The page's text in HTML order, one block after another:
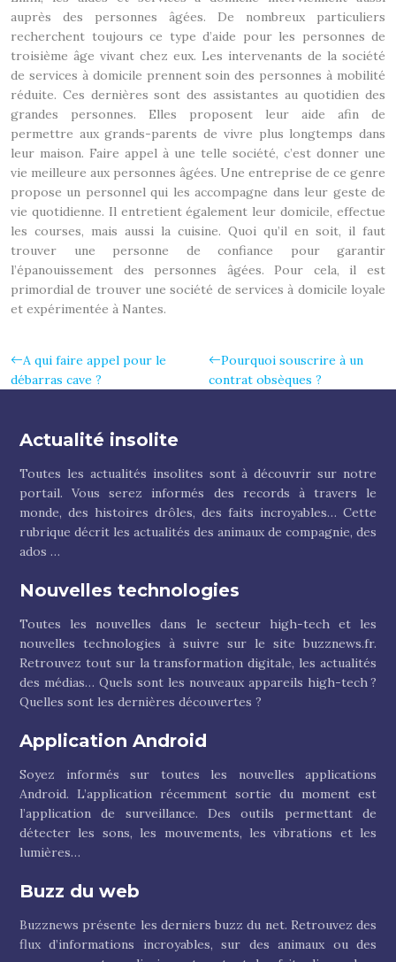
auprès des personnes âgées. De nombreux particuliers
recherchent toujours ce type d’aide pour les personnes de
troisième âge vivant chez eux. Les intervenants de la société
de services à domicile prennent soin des personnes à mobilité
réduite. Ces dernières sont des assistantes au quotidien des
grandes personnes. Elles proposent leur aide afin de
permettre aux grands-parents de vivre plus longtemps dans
leur maison. Faire appel à une telle société, c’est donner une
vie meilleure aux personnes âgées. Une entreprise de ce genre
propose un personnel qui les accompagne dans leur geste de
vie quotidienne. Il entretient également leur domicile, effectue
les courses, mais aussi la cuisine. Quoi qu’il en soit, il faut
trouver une personne de confiance pour garantir
l’épanouissement des personnes âgées. Pour cela, il est
primordial de trouver une société de services à domicile loyale
et expérimentée à Nantes.
A qui faire appel pour le
débarras cave ?
Pourquoi souscrire à un
contrat obsèques ?
Actualité insolite
Toutes les actualités insolites sont à découvrir sur notre
portail. Vous serez informés des records à travers le
monde, des histoires drôles, des faits incroyables… Cette
rubrique décrit les actualités des animaux de compagnie, des
ados …
Nouvelles technologies
Toutes les nouvelles dans le secteur high-tech et les
nouvelles technologies à suivre sur le site buzznews.fr.
Retrouvez tout sur la transformation digitale, les actualités
des médias… Quels sont les nouveaux appareils high-tech ?
Quelles sont les dernières découvertes ?
Application Android
Soyez informés sur toutes les nouvelles applications
Android. L’application récemment sortie du moment est
l’application de surveillance. Des outils permettant de
détecter les sons, les mouvements, les vibrations et les
lumières…
Buzz du web
Buzznews présente les derniers buzz du net. Retrouvez des
flux d’informations incroyables, sur des animaux ou des